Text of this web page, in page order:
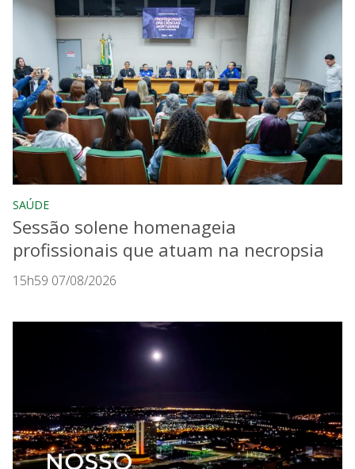
SAÚDE
Sessão solene homenageia
profissionais que atuam na necropsia
15h59 07/08/2026